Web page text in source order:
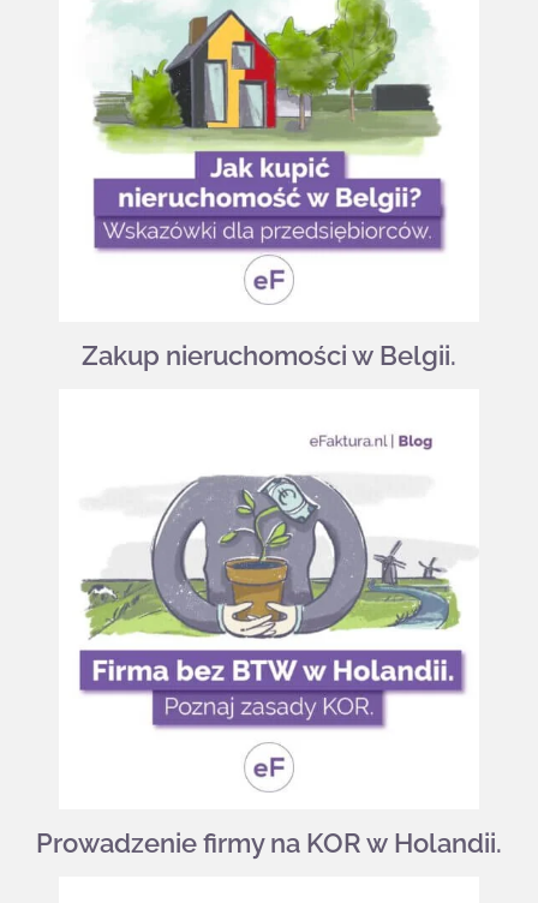
Zakup nieruchomości w Belgii.
Prowadzenie firmy na KOR w Holandii.